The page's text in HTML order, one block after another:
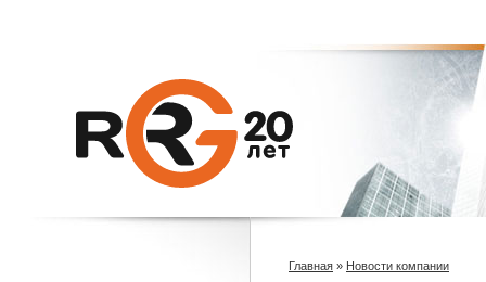
Главная » Новости компании